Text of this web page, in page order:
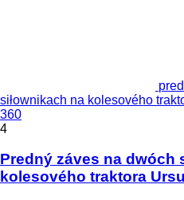
siłownikach na kolesového
360
4
Predný záves na dwóch
kolesového traktora